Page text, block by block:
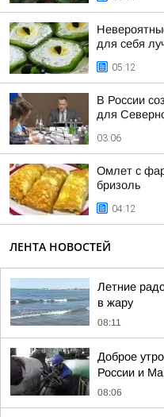
для себя
05:12
В России
для
03:06
Омлет с
бризоль
04:12
ЛЕНТА НОВОСТЕЙ
Летние
в жару
08:11
Доброе
России и
08:06